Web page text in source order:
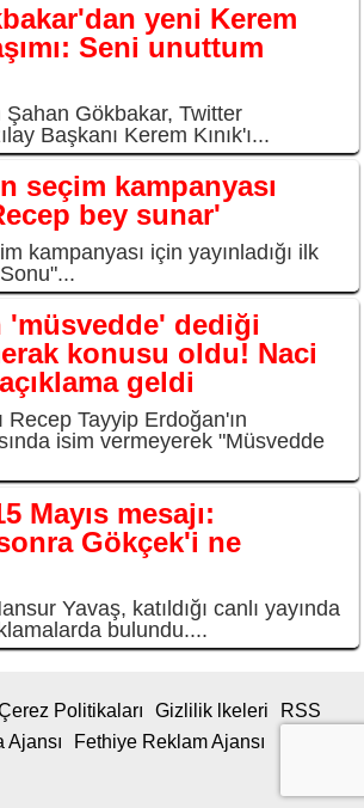
yeni Kerem
Seni unuttum
Gökbakar, Twitter
Başkanı Kerem Kınık'ı...
seçim kampanyası
bey sunar'
kampanyası için yayınladığı ilk
'müsvedde' dediği
konusu oldu! Naci
geldi
Recep Tayyip Erdoğan'ın
isim vermeyerek "Müsvedde
Mayıs mesajı:
Gökçek'i ne
Yavaş, katıldığı canlı yayında
bulundu....
Politikaları Gizlilik lkeleri
RSS
Ajansı
Fethiye Reklam Ajansı